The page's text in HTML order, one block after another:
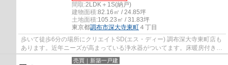
間取:2LDK＋1S(納戸)
建物面積:82.16㎡ / 24.85坪
土地面積:105.23㎡ / 31.83坪
東京都調布市深大寺東町 ４丁目
歩いて徒歩6分の場所にクリエイトSD(エス・ディー) 調布深大寺東町店も
あります。近年ニーズが高まっている浄水器がついてます。床暖房付き物
件は、足元から温められるのでエアコンの...
売買｜新築一戸建